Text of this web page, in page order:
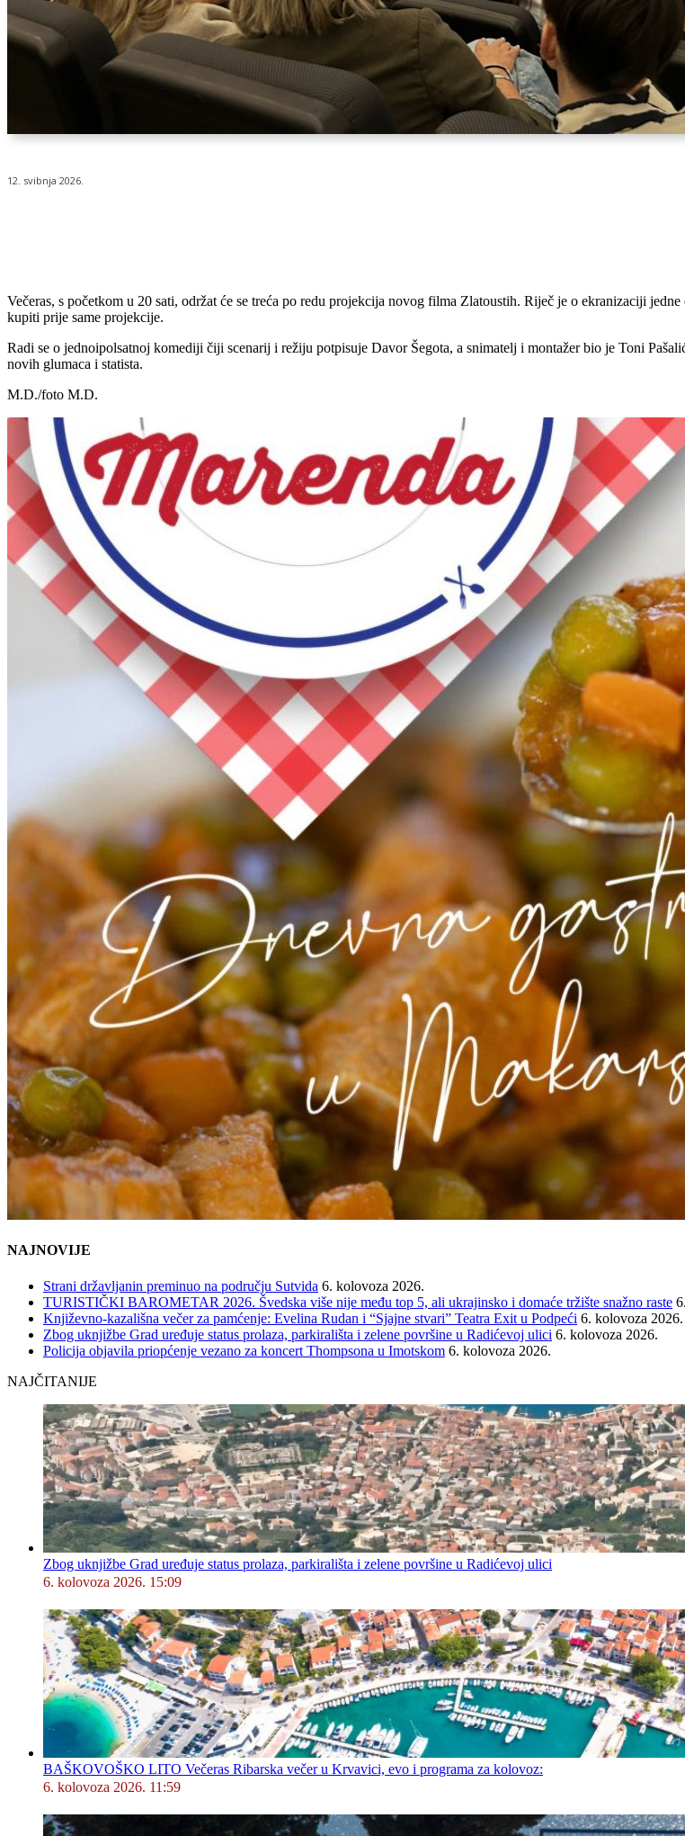
12. svibnja 2026.
Večeras, s početkom u 20 sati, održat će se treća po redu projekcija novog filma Zlatoustih. Riječ je o ekranizaciji
kupiti prije same projekcije.
Radi se o jednoipolsatnoj komediji čiji scenarij i režiju potpisuje Davor Šegota, a snimatelj i montažer bio je Toni
novih glumaca i statista.
M.D./foto M.D.
NAJNOVIJE
Strani državljanin preminuo na području Sutvida 6. kolovoza 2026.
TURISTIČKI BAROMETAR 2026. Švedska više nije među top 5, ali ukrajinsko i domaće tržište snažno raste
Književno-kazališna večer za pamćenje: Evelina Rudan i “Sjajne stvari” Teatra Exit u Podpeći 6. kolovoza 2026.
Zbog uknjižbe Grad uređuje status prolaza, parkirališta i zelene površine u Radićevoj ulici 6. kolovoza 2026.
Policija objavila priopćenje vezano za koncert Thompsona u Imotskom 6. kolovoza 2026.
NAJČITANIJE
Zbog uknjižbe Grad uređuje status prolaza, parkirališta i zelene površine u Radićevoj ulici
6. kolovoza 2026. 15:09
BAŠKOVOŠKO LITO Večeras Ribarska večer u Krvavici, evo i programa za kolovoz:
6. kolovoza 2026. 11:59